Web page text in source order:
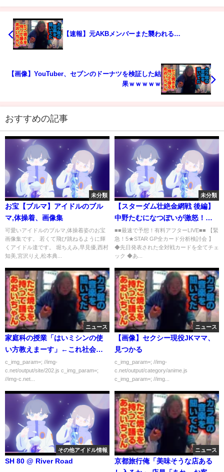
【速報】元AKBメンバーまた襲われる…
【画像】YouTuber、セブンのドーナツを検証した結
果ｗｗｗｗｗ
おすすめの記事
未分類
お宝【ブルマ】アイドルのブル
マ,体操着、画像集
可愛いアイドルのブルマ,体操着姿のお宝
画像集です。 若くて飛び跳ねるように輝
くアイドル達です。 堀ちえみ,早見優,西村
知美,宮沢りえ,松本典...
未分類
【スターダム壮絶金網戦 後編】
中野たむになつぽいが激怒！ふ
ざけんなよ‼なんもわかってねー
よ！絶対に諦めない！たむちゃ
んを越えるまで何度も何度も挑
■■最速で予想！有料アフターLIVE■■ 【緊
急！5★STAR GP全カード分析検討会 】
◆先日発表された全対戦カードを全てチェ
ック ◆あ...
ニュース
家庭科の授業「はいミシンの使
い方教えまーす」←これ社会に
出てから役に立つか？
c_img_param=; //img-
c.net/output/site/202.js c_img_param=;
//img-c.net...
ニュース
【画像】セクシー現役JKママ、
見つかる
c_img_param=; //img-
c.net/output/category/anime.js
c_img_param=; //img...
その他アイドル情報
SH 80 @ River Road
ニュース
京都旅行俺「美味そうな店ある